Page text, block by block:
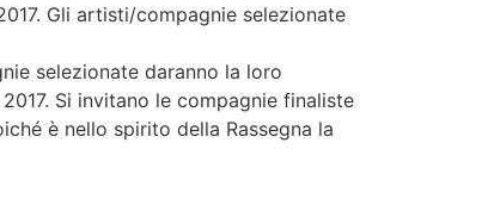
Gli artisti/compagnie selezionate
selezionate daranno la loro
Si invitano le compagnie finaliste
è nello spirito della Rassegna la